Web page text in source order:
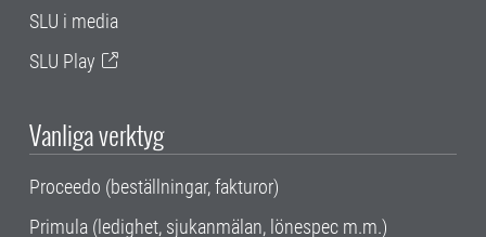
SLU i media
SLU Play
Vanliga verktyg
Proceedo (beställningar, fakturor)
Primula (ledighet, sjukanmälan, lönespec m.m.)